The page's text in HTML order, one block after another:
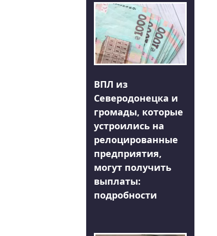
ВПЛ из
Северодонецка и
громады, которые
устроились на
релоцированные
предприятия,
могут получить
выплаты:
подробности